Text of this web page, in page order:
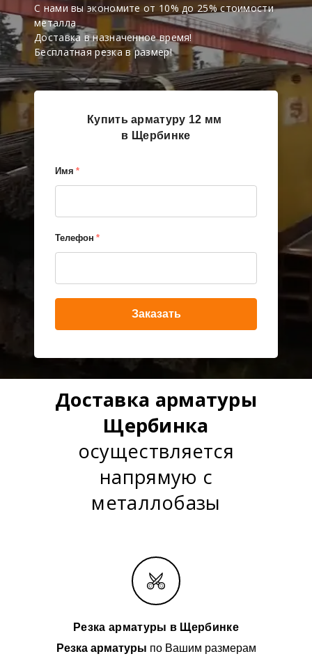
С нами вы экономите от 10% до 25% стоимости
металла
Доставка в назначенное время!
Бесплатная резка в размер!
Купить арматуру 12 мм
в Щербинке
Имя *
Телефон *
Заказать
Доставка арматуры
Щербинка
осуществляется
напрямую с
металлобазы
Резка арматуры в Щербинке
Резка арматуры по Вашим размерам